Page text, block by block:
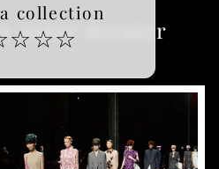
collection
☆ ☆☆
notre dernier